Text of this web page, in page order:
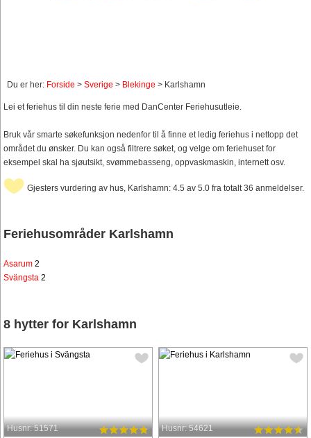
Du er her: Forside > Sverige > Blekinge > Karlshamn
Lei et feriehus til din neste ferie med DanCenter Feriehusutleie.
Bruk vår smarte søkefunksjon nedenfor til å finne et ledig feriehus i nettopp det
området du ønsker. Du kan også filtrere søket, og velge om feriehuset for
eksempel skal ha sjøutsikt, svømmebasseng, oppvaskmaskin, internett osv.
Gjesters vurdering av hus, Karlshamn: 4.5 av 5.0 fra totalt 36 anmeldelser.
Feriehusområder Karlshamn
Asarum 2
Svängsta 2
8 hytter for Karlshamn
Husnr: 51571 Husnr: 54621